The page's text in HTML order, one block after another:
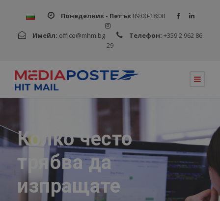
Понеделник - Петък09:00-18:00
Имейл: office@mhm.bg Телефон: +359 2 962 86
29
Колко често
трябва да
изпращате